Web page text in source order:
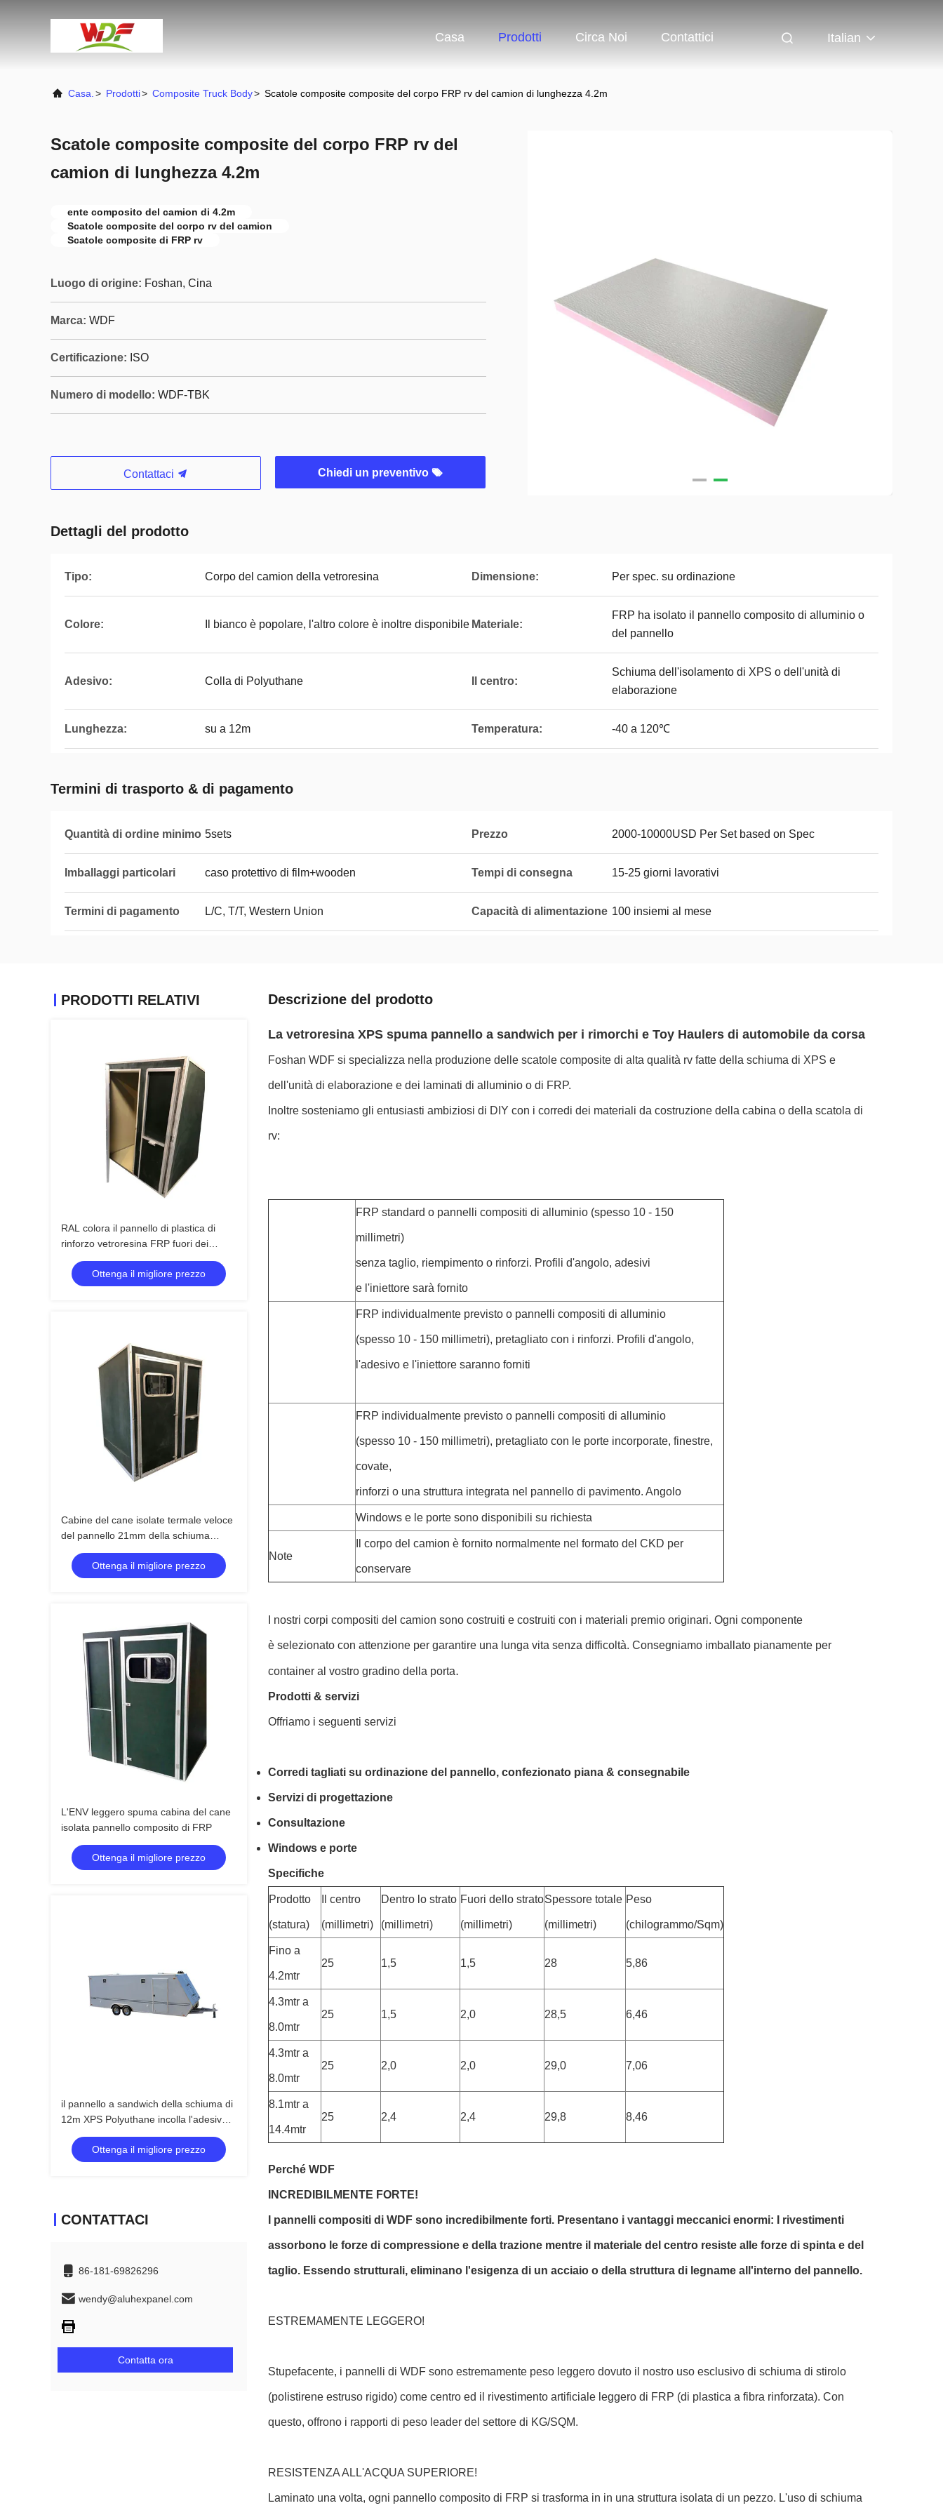
Casa Prodotti Circa Noi Contattici Italian
Casa. > Prodotti> Composite Truck Body> Scatole composite composite del corpo FRP rv del camion di lunghezza 4.2m
Scatole composite composite del corpo FRP rv del
camion di lunghezza 4.2m
ente composito del camion di 4.2m
Scatole composite del corpo rv del camion
Scatole composite di FRP rv
Luogo di origine: Foshan, Cina
Marca: WDF
Certificazione: ISO
Numero di modello: WDF-TBK
Contattaci Chiedi un preventivo
Dettagli del prodotto
Tipo: Corpo del camion della vetroresina Dimensione: Per spec. su ordinazione
Colore: Il bianco è popolare, l'altro colore è inoltre disponibile Materiale:
FRP ha isolato il pannello composito di alluminio o
del pannello
Adesivo: Colla di Polyuthane Il centro:
Schiuma dell'isolamento di XPS o dell'unità di
elaborazione
Lunghezza: su a 12m Temperatura: -40 a 120℃
Termini di trasporto & di pagamento
Quantità di ordine minimo 5sets Prezzo 2000-10000USD Per Set based on Spec
Imballaggi particolari caso protettivo di film+wooden Tempi di consegna 15-25 giorni lavorativi
Termini di pagamento L/C, T/T, Western Union Capacità di alimentazione 100 insiemi al mese
PRODOTTI RELATIVI
RAL colora il pannello di plastica di
rinforzo vetroresina FRP fuori dei
canile
Ottenga il migliore prezzo
Cabine del cane isolate termale veloce
del pannello 21mm della schiuma
dell'Assemblea FRP ENV
Ottenga il migliore prezzo
L'ENV leggero spuma cabina del cane
isolata pannello composito di FRP
Ottenga il migliore prezzo
il pannello a sandwich della schiuma di
12m XPS Polyuthane incolla l'adesivo
per il rimorchio
Ottenga il migliore prezzo
CONTATTACI
86-181-69826296
wendy@aluhexpanel.com
Contatta ora
Descrizione del prodotto
La vetroresina XPS spuma pannello a sandwich per i rimorchi e Toy Haulers di automobile da corsa
Foshan WDF si specializza nella produzione delle scatole composite di alta qualità rv fatte della schiuma di XPS e
dell'unità di elaborazione e dei laminati di alluminio o di FRP.
Inoltre sosteniamo gli entusiasti ambiziosi di DIY con i corredi dei materiali da costruzione della cabina o della scatola di
rv:
FRP standard o pannelli compositi di alluminio (spesso 10 - 150
millimetri)
senza taglio, riempimento o rinforzi. Profili d'angolo, adesivi
e l'iniettore sarà fornito
FRP individualmente previsto o pannelli compositi di alluminio
(spesso 10 - 150 millimetri), pretagliato con i rinforzi. Profili d'angolo,
l'adesivo e l'iniettore saranno forniti
FRP individualmente previsto o pannelli compositi di alluminio
(spesso 10 - 150 millimetri), pretagliato con le porte incorporate, finestre,
covate,
rinforzi o una struttura integrata nel pannello di pavimento. Angolo
Windows e le porte sono disponibili su richiesta
Note
Il corpo del camion è fornito normalmente nel formato del CKD per
conservare
I nostri corpi compositi del camion sono costruiti e costruiti con i materiali premio originari. Ogni componente
è selezionato con attenzione per garantire una lunga vita senza difficoltà. Consegniamo imballato pianamente per
container al vostro gradino della porta.
Prodotti & servizi
Offriamo i seguenti servizi
Corredi tagliati su ordinazione del pannello, confezionato piana & consegnabile
Servizi di progettazione
Consultazione
Windows e porte
Specifiche
Prodotto
(statura)
Il centro
(millimetri)
Dentro lo strato
(millimetri)
Fuori dello strato
(millimetri)
Spessore totale
(millimetri)
Peso
(chilogrammo/Sqm)
Fino a
4.2mtr
25 1,5 1,5 28 5,86
4.3mtr a
8.0mtr
25 1,5 2,0 28,5 6,46
4.3mtr a
8.0mtr
25 2,0 2,0 29,0 7,06
8.1mtr a
14.4mtr
25 2,4 2,4 29,8 8,46
Perché WDF
INCREDIBILMENTE FORTE!
I pannelli compositi di WDF sono incredibilmente forti. Presentano i vantaggi meccanici enormi: I rivestimenti
assorbono le forze di compressione e della trazione mentre il materiale del centro resiste alle forze di spinta e del
taglio. Essendo strutturali, eliminano l'esigenza di un acciaio o della struttura di legname all'interno del pannello.
ESTREMAMENTE LEGGERO!
Stupefacente, i pannelli di WDF sono estremamente peso leggero dovuto il nostro uso esclusivo di schiuma di stirolo
(polistirene estruso rigido) come centro ed il rivestimento artificiale leggero di FRP (di plastica a fibra rinforzata). Con
questo, offrono i rapporti di peso leader del settore di KG/SQM.
RESISTENZA ALL'ACQUA SUPERIORE!
Laminato una volta, ogni pannello composito di FRP si trasforma in in una struttura isolata di un pezzo. L'uso di schiuma